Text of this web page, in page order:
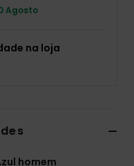
Agosto
na loja
homem